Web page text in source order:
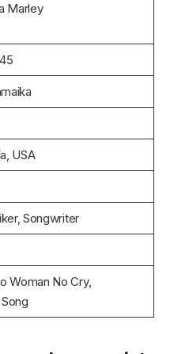
Marley
USA
Songwriter
Woman No Cry,